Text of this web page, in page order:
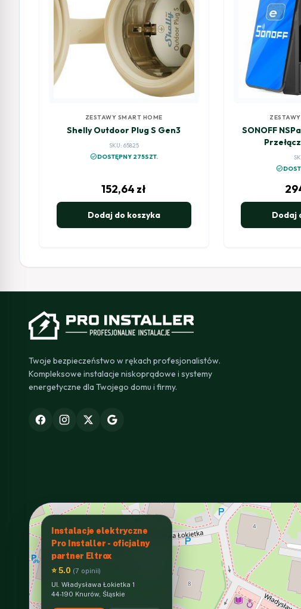
ZESTAWY SMART HOME
Shelly Outdoor Plug S Gen3
SKU: 65825
check_circleDOSTĘPNY 275SZT.
152,64 zł
Dodaj do koszyka
SONOFF
check_circle
Dodaj
Twoje bezpieczeństwo w rękach profesjonalistów.
Kompleksowe instalacje niskoprądowe i systemy
energetyczne dla Twojego domu i firmy.
Instalacje elektryczne
Pro Installer - oficjalny
partner Eltrox
⭐ 5.0 (7 opinii)
Ul. Władysława Łokietka 1
44-190 Knurów, Śląskie